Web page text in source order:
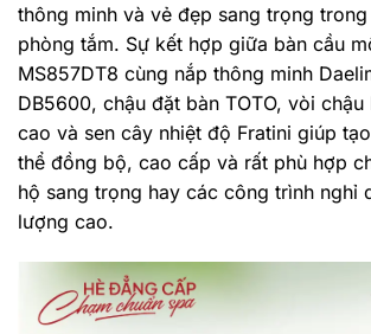
thông minh và vẻ đẹp sang trọng
phòng tắm. Sự kết hợp giữa bàn cầu
MS857DT8 cùng nắp thông minh
DB5600, chậu đặt bàn TOTO, vòi chậu
cao và sen cây nhiệt độ Fratini giúp
thể đồng bộ, cao cấp và rất phù hợp
hộ sang trọng hay các công trình nghỉ
lượng cao.